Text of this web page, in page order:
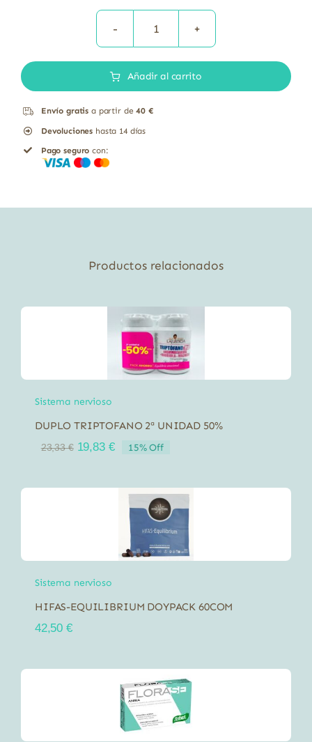
Ashwagandha
mg
Añadir al carrito
Envío gratis a partir de40 €
Devoluciones hasta 14 días
Pago seguro con:
Productos relacionados
Sistema nervioso
DUPLO TRIPTOFANO 2ª UNIDAD 50%
23,33€ El
era:
19,83 €El
es:
19,83 €.
15% Off
Sistema nervioso
HIFAS-EQUILIBRIUM DOYPACK 60COM
42,50 €